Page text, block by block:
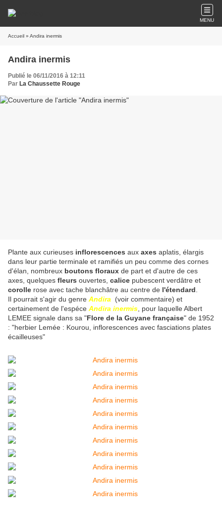
MENU
Accueil » Andira inermis
Andira inermis
Publié le 06/11/2016 à 12:11
Par La Chaussette Rouge
Plante aux curieuses inflorescences aux axes aplatis, élargis
dans leur partie terminale et ramifiés un peu comme des cornes
d'élan, nombreux boutons floraux de part et d'autre de ces
axes, quelques fleurs ouvertes, calice pubescent verdâtre et
corolle rose avec tache blanchâtre au centre de l'étendard
Il pourrait s'agir du genre Andira (voir commentaire) et
certainement de l'espéce Andira inermis , pour laquelle Albert
LEMEE signale dans sa "Flore de la Guyane française" de 1952
: "herbier Lemée : Kourou, inflorescences avec fasciations plates
écailleuses"